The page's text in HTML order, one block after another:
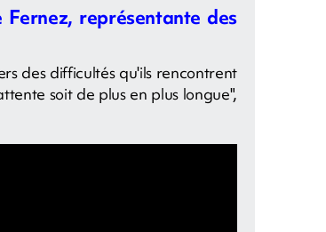
représentante des
des difficultés qu'ils rencontrent
soit de plus en plus longue",